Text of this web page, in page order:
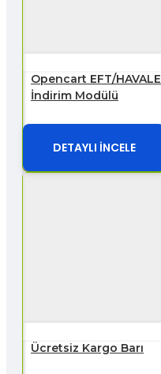
Opencart EFT/HAVALE
İndirim Modülü
DETAYLI İNCELE
Ücretsiz Kargo Barı